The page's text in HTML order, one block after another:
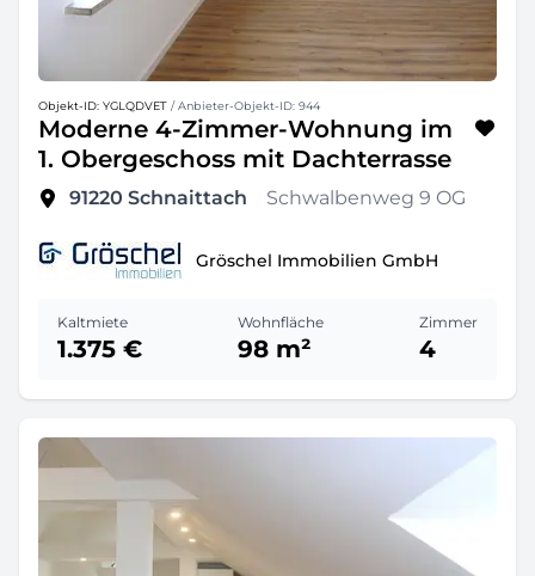
Objekt-ID: YGLQDVET / Anbieter-Objekt-ID: 944
Moderne 4-Zimmer-Wohnung im
1. Obergeschoss mit Dachterrasse
91220 Schnaittach Schwalbenweg 9 OG
Gröschel Immobilien GmbH
Kaltmiete
1.375 €
Wohnfläche
98 m²
Zimmer
4